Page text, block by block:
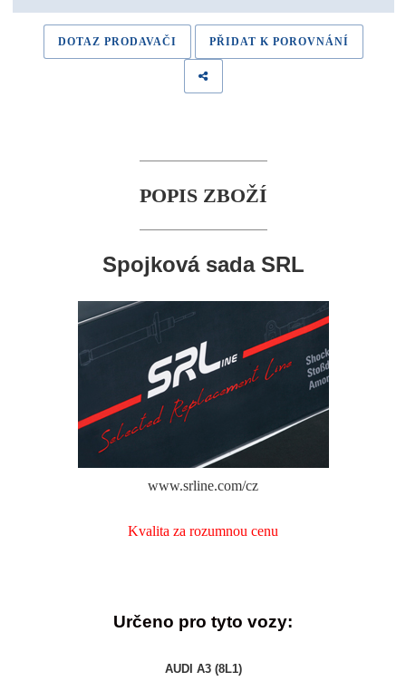
DOTAZ PRODAVAČI PŘIDAT K POROVNÁNÍ
POPIS ZBOŽÍ
Spojková sada SRL
www.srline.com/cz
Kvalita za rozumnou cenu
Určeno pro tyto vozy:
AUDI A3 (8L1)